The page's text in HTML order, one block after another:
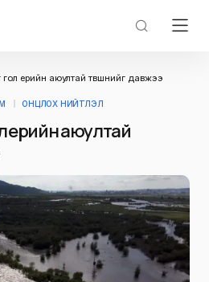
үерийн аюултай түвшнийг давжээ
ОНЦЛОХ НИЙТЛЭЛ
үерийн аюултай